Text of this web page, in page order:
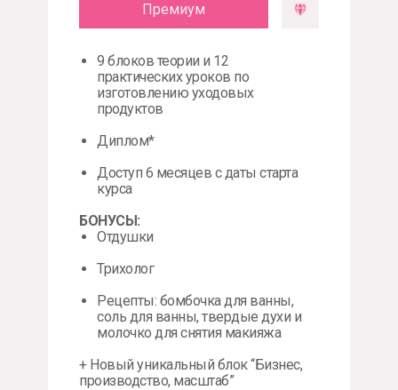
9 блоков теории и 12
практических уроков по
изготовлению уходовых
продуктов
Диплом*
Доступ 6 месяцев с даты старта
курса
БОНУСЫ:
Отдушки
Трихолог
Рецепты: бомбочка для ванны,
соль для ванны, твердые духи и
молочко для снятия макияжа
+ Новый уникальный блок “Бизнес,
производство, масштаб”
Премиум